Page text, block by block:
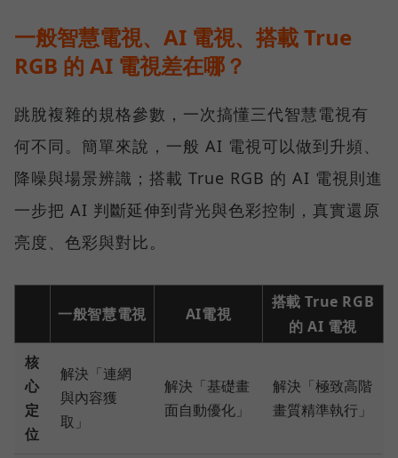
一般智慧電視、AI 電視、搭載 True
RGB 的 AI 電視差在哪？
跳脫複雜的規格參數，一次搞懂三代智慧電視有
何不同。簡單來說，一般 AI 電視可以做到升頻、
降噪與場景辨識；搭載 True RGB 的 AI 電視則進
一步把 AI 判斷延伸到背光與色彩控制，真實還原
亮度、色彩與對比。
一般智慧電視 AI電視
搭載 True RGB
的 AI 電視
核
心
定
位
解決「連網
與內容獲
取」
解決「基礎畫
面自動優化」
解決「極致高階
畫質精準執行」